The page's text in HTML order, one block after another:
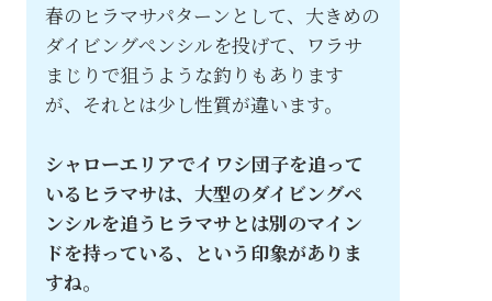
春のヒラマサパターンとして、大きめの
ダイビングペンシルを投げて、ワラサ
まじりで狙うような釣りもあります
が、それとは少し性質が違います。
シャローエリアでイワシ団子を追って
いるヒラマサは、大型のダイビングペ
ンシルを追うヒラマサとは別のマイン
ドを持っている、という印象がありま
すね。